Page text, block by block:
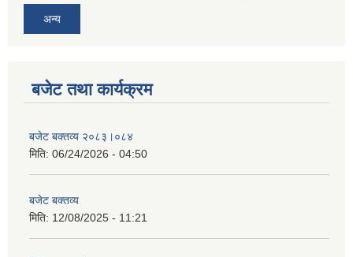
अन्य
बजेट तथा कार्यक्रम
बजेट बक्तव्य २०८३।०८४
मिति: 06/24/2026 - 04:50
बजेट बक्तव्य
मिति: 12/08/2025 - 11:21